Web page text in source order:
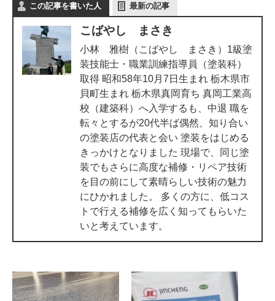
この記事を書いた人 最新の記事
こばやし まさき
小林 雅樹（こばやし まさき）1級塗
装技能士・職業訓練指導員（塗装科）
取得 昭和58年10月7日生まれ 栃木県市
貝町生まれ 栃木県真岡育ち 真岡工業高
校（建築科）へ入学するも、中退 職を
転々とするが20代半ば偶然、知り合い
の塗装店の代表と会い 塗装をはじめる
きっかけとなりました 現場で、同じ塗
装でもさらに高度な補修・リペア技術
を目の前にして素晴らしい技術の魅力
にひかれました。 多くの方に、低コス
トで行える補修を広く知ってもらいた
いと考えています。